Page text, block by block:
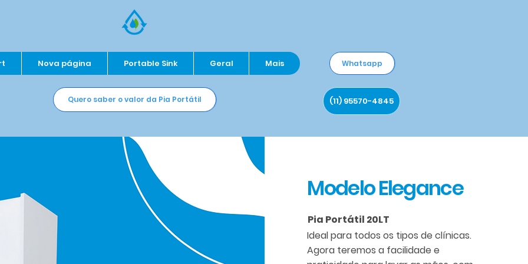
Nova página Portable Sink Geral Mais
Quero saber o valor da Pia Portátil
Whatsapp
(11) 95570-4845
Modelo Elegance
Pia Portátil 20LT
Ideal para todos os tipos de clínicas.
Agora teremos a facilidade e